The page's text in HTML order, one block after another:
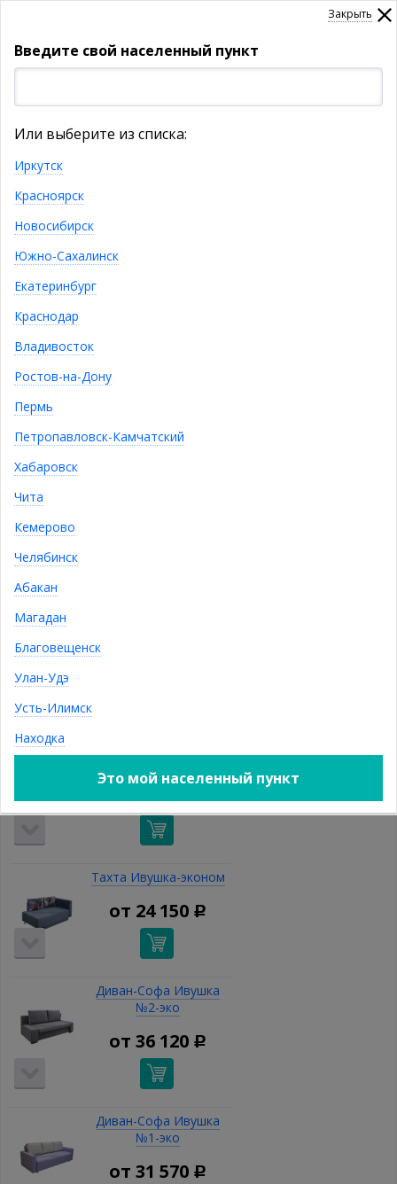
УКАЖИТЕ НАСЕЛЕННЫЙ ПУНКТ
от99 910
Тахта Ивушка-эконом
от 24 150 Р
Диван-Софа Ивушка
№2-эко
от 36 120 Р
Диван-Софа Ивушка
№1-эко
от 31 570 Р
Закрыть
Введите свой населенный пункт
Или выберите из списка:
Иркутск
Красноярск
Новосибирск
Южно-Сахалинск
Екатеринбург
Краснодар
Владивосток
Ростов-на-Дону
Пермь
Петропавловск-Камчатский
Хабаровск
Чита
Кемерово
Челябинск
Абакан
Магадан
Благовещенск
Улан-Удэ
Усть-Илимск
Находка
Это мой населенный пункт